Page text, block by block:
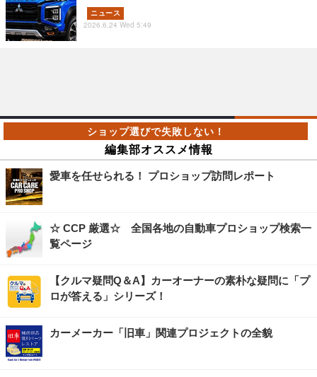
ニュース
2026.6.24 Wed 5:49
編集部オススメ情報
愛車を任せられる！ プロショップ訪問レポート
☆ CCP 厳選☆ 全国各地の自動車プロショップ検索一
覧ページ
【クルマ疑問Q＆A】カーオーナーの素朴な疑問に「プ
ロが答える」シリーズ！
カーメーカー「旧車」関連プロジェクトの全貌